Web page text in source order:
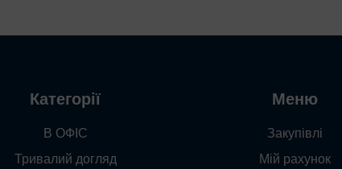
Категорії
В ОФІС
Тривалий догляд
Меню
Закупівлі
Мій рахунок